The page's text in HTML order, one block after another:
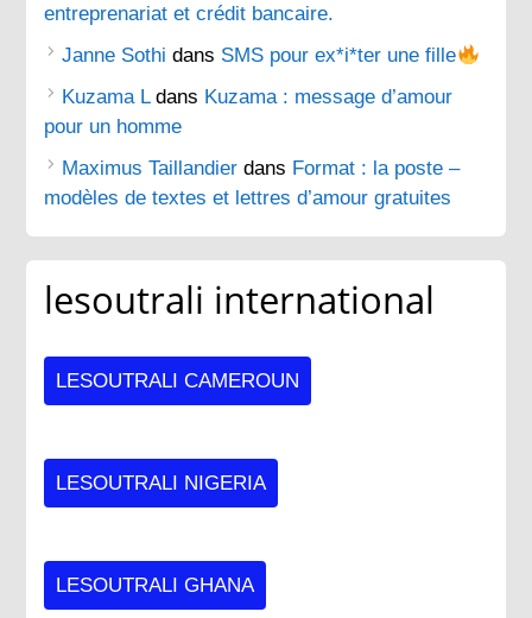
entreprenariat et crédit bancaire.
Janne Sothi dans SMS pour ex*i*ter une fille
Kuzama Ldans Kuzama : message d’amour
pour un homme
Maximus Taillandier dans Format : la poste –
modèles de textes et lettres d’amour gratuites
lesoutrali international
LESOUTRALI CAMEROUN
LESOUTRALI NIGERIA
LESOUTRALI GHANA